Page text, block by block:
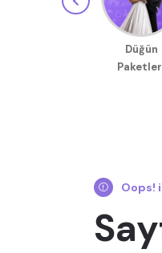
Düğün
Oops!